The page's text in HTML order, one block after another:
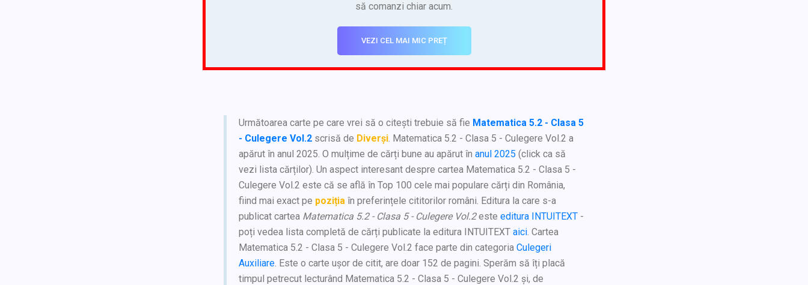
să comanzi chiar acum.
VEZI CEL MAI MIC PREȚ
Următoarea carte pe care vrei să o citești trebuie să fie Matematica 5.2 - Clasa 5
- Culegere Vol.2 scrisă de Diverși. Matematica 5.2 - Clasa 5 - Culegere Vol.2 a
apărut în anul 2025. O mulțime de cărți bune au apărut în anul 2025 (click ca să
vezi lista cărților). Un aspect interesant despre cartea Matematica 5.2 - Clasa 5 -
Culegere Vol.2 este că se află în Top 100 cele mai populare cărți din România,
fiind mai exact pe poziția în preferințele cititorilor români. Editura la care s-a
publicat cartea Matematica 5.2 - Clasa 5 - Culegere Vol.2este editura INTUITEXT -
poți vedea lista completă de cărți publicate la editura INTUITEXT aici. Cartea
Matematica 5.2 - Clasa 5 - Culegere Vol.2 face parte din categoria Culegeri
Auxiliare. Este o carte ușor de citit, are doar 152 de pagini. Sperăm să îți placă
timpul petrecut lecturând Matematica 5.2 - Clasa 5 - Culegere Vol.2 și, de